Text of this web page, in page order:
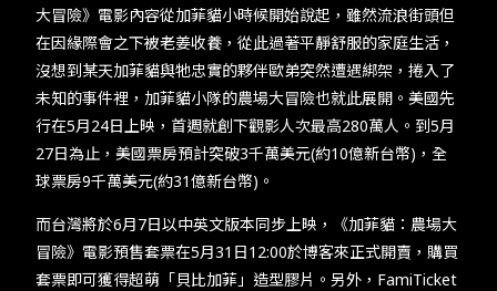
大冒險》電影內容從加菲貓小時候開始說起，雖然流浪街頭但
在因緣際會之下被老姜收養，從此過著平靜舒服的家庭生活，
沒想到某天加菲貓與牠忠實的夥伴歐弟突然遭遇綁架，捲入了
未知的事件裡，加菲貓小隊的農場大冒險也就此展開。美國先
行在5月24日上映，首週就創下觀影人次最高280萬人。到5月
27日為止，美國票房預計突破3千萬美元(約10億新台幣)，全
球票房9千萬美元(約31億新台幣)。
而台灣將於6月7日以中英文版本同步上映，《加菲貓：農場大
冒險》電影預售套票在5月31日12:00於博客來正式開賣，購買
套票即可獲得超萌「貝比加菲」造型膠片。另外，FamiTicket